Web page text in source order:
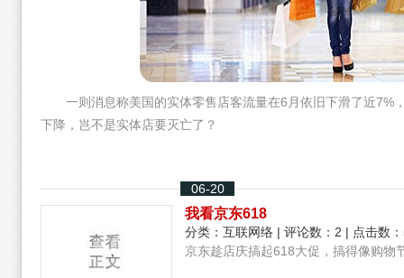
一则消息称美国的实体零售店客流量在6月依旧下滑了近7%
下降，岂不是实体店要灭亡了？
06-20
我看京东618
分类： 互联网络 | 评论数：2 | 点击数
京东趁店庆搞起618大促，搞得像购物